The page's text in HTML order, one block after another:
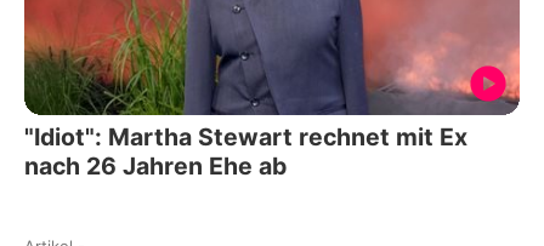
"Idiot": Martha Stewart rechnet mit Ex
nach 26 Jahren Ehe ab